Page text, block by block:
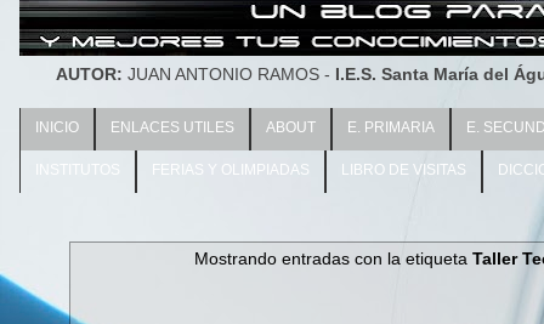
AUTOR: JUAN ANTONIO RAMOS - I.E.S. Santa María del
INICIO ENLACES UTILES ABOUT E. PRIMARIA E.
INSTITUTOS FERIAS Y OLIMPIADAS LIBRO DE VISITAS
Mostrando entradas con la etiquetaTaller